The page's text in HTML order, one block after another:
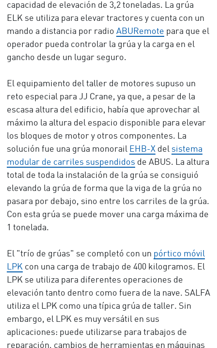
capacidad de elevación de 3,2 toneladas. La grúa
ELK se utiliza para elevar tractores y cuenta con un
mando a distancia por radio ABURemote para que el
operador pueda controlar la grúa y la carga en el
gancho desde un lugar seguro.
El equipamiento del taller de motores supuso un
reto especial para JJ Crane, ya que, a pesar de la
escasa altura del edificio, había que aprovechar al
máximo la altura del espacio disponible para elevar
los bloques de motor y otros componentes. La
solución fue una grúa monorail EHB-Xdel sistema
modular de carriles suspendidos de ABUS. La altura
total de toda la instalación de la grúa se consiguió
elevando la grúa de forma que la viga de la grúa no
pasara por debajo, sino entre los carriles de la grúa.
Con esta grúa se puede mover una carga máxima de
1 tonelada.
El "trío de grúas" se completó con un pórtico móvil
LPKcon una carga de trabajo de 400 kilogramos. El
LPK se utiliza para diferentes operaciones de
elevación tanto dentro como fuera de la nave. SALFA
utiliza el LPK como una típica grúa de taller. Sin
embargo, el LPK es muy versátil en sus
aplicaciones: puede utilizarse para trabajos de
reparación, cambios de herramientas en máquinas